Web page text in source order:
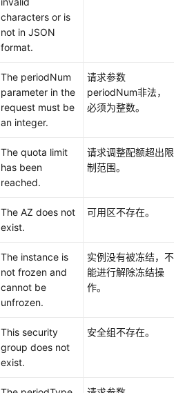
characters or is
not in JSON
format.
The periodNum
parameter in the
request must be
an integer.
请求参数
periodNum非法，
必须为整数。
The quota limit
has been
reached.
请求调整配额超出限
制范围。
The AZ does not
exist.
可用区不存在。
The instance is
not frozen and
cannot be
unfrozen.
实例没有被冻结，不
能进行解除冻结操
作。
This security
group does not
exist.
安全组不存在。